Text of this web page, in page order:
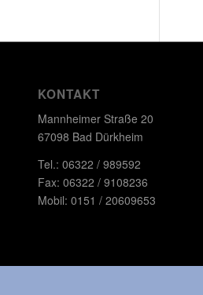
KONTAKT
Mannheimer Straße 20
67098 Bad Dürkheim
Tel.: 06322 / 989592
Fax: 06322 / 9108236
Mobil: 0151 / 20609653